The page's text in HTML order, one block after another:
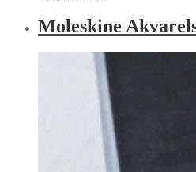
flere
Mulighederne
kan
vælges
på
varesiden
Moleskine